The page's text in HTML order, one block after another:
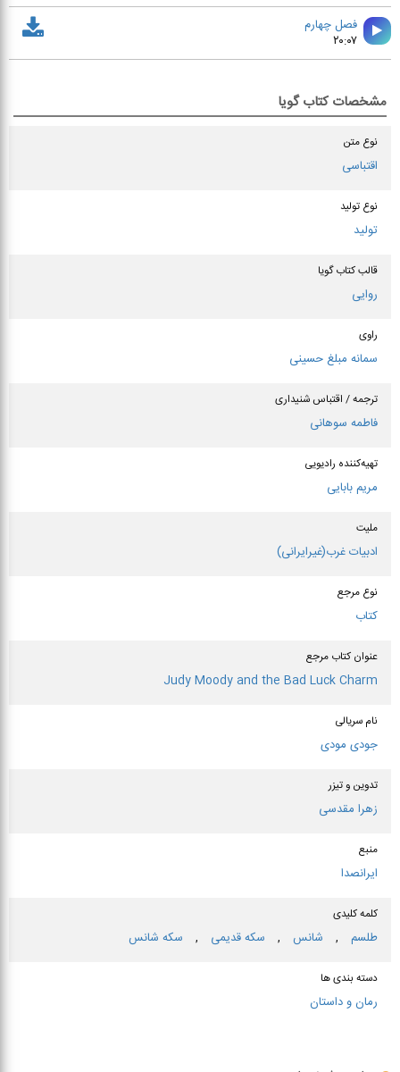
فصل چهارم
۲۰:۰۷
مشخصات کتاب گویا
نوع متن
اقتباسی
نوع تولید
تولید
قالب کتاب گویا
روایی
راوی
سمانه مبلغ حسینی
ترجمه / اقتباس شنیداری
فاطمه سوهانی
تهیه‌کننده رادیویی
مریم بابایی
ملیت
ادبیات غرب(غیرایرانی)
نوع مرجع
کتاب
عنوان كتاب مرجع
Judy Moody and the Bad Luck Charm
نام سریالی
جودی مودی
تدوین و تیزر
زهرا مقدسی
منبع
ایرانصدا
کلمه کلیدی
طلسم , شانس , سكه قدیمی , سكه شانس
دسته بندی ها
رمان و داستان